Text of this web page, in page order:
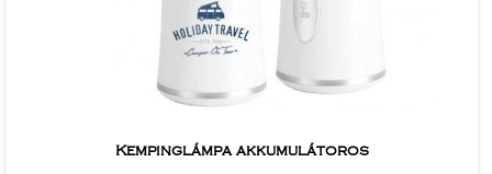
Kempinglámpa akkumulátoros